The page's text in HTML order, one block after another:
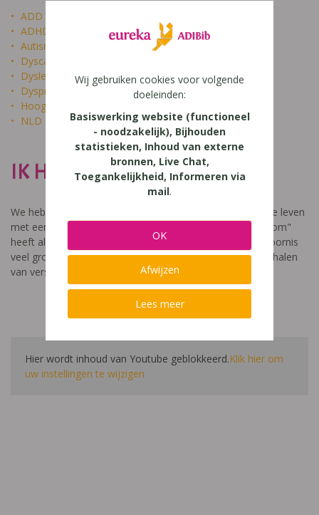
ADD
ADHD
Autisme
Dyscalculie
Dyslexie
Dyspraxie
Hoogbegaafdheid
NLD
IK HEET NIET DOM
We hebben een video gemaakt die toont hoe het is om te leven
met een leerstoornis. De film met als titel: "Ik heet niet dom"
heeft als doel aan te tonen dat de impact van een leerstoornis
veel groter is dan enkel wat je ziet in de klas. Je hoort verhalen
van verschillende leerlingen en ouders.
Hier wordt inhoud van Youtube geblokkeerd.Klik hier om
uw instellingen te wijzigen
Wij gebruiken cookies voor volgende
doeleinden:
Basiswerking website (functioneel
- noodzakelijk), Bijhouden
statistieken, Inhoud van externe
bronnen, Live Chat,
Toegankelijkheid, Informeren via
mail.
OK
Afwijzen
Lees meer